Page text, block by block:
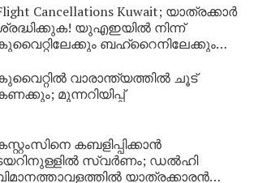
പോലീസ് തിരച്ചിൽ
Cancellations Kuwait; യാത്രക്കാർ
യുഎഇയിൽ നിന്ന്
ബഹ്‌റൈനിലേക്കും
വാരാന്ത്യത്തിൽ ചൂട്
മുന്നറിയിപ്പ്
കബളിപ്പിക്കാൻ
സ്വർണം; ഡൽഹി
യാത്രക്കാരൻ